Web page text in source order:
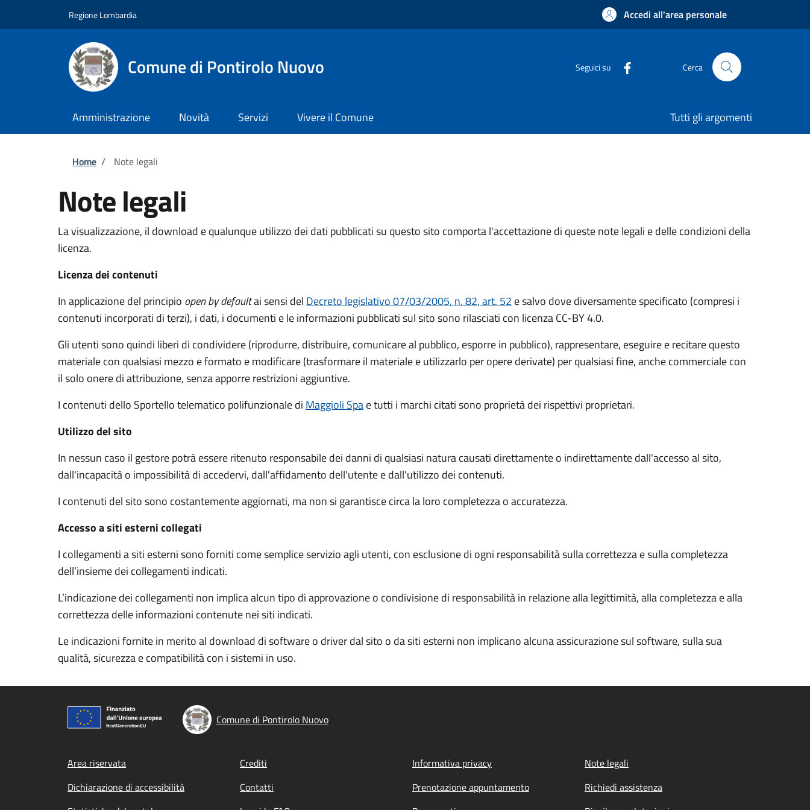
Regione Lombardia Accedi all'area personale
Comune di Pontirolo Nuovo Seguici su Cerca
Amministrazione Novità Servizi Vivere il Comune Tutti gli argomenti
Briciole di pane
Home / Note legali
Note legali
La visualizzazione, il download e qualunque utilizzo dei dati pubblicati su questo sito comporta l'accettazione di queste note legali e delle condizioni della
licenza.
Licenza dei contenuti
In applicazione del principio open by defaultai sensi del Decreto legislativo 07/03/2005, n. 82, art. 52 e salvo dove diversamente specificato (compresi i
contenuti incorporati di terzi), i dati, i documenti e le informazioni pubblicati sul sito sono rilasciati con licenza CC-BY 4.0.
Gli utenti sono quindi liberi di condividere (riprodurre, distribuire, comunicare al pubblico, esporre in pubblico), rappresentare, eseguire e recitare questo
materiale con qualsiasi mezzo e formato e modificare (trasformare il materiale e utilizzarlo per opere derivate) per qualsiasi fine, anche commerciale con
il solo onere di attribuzione, senza apporre restrizioni aggiuntive.
I contenuti dello Sportello telematico polifunzionaledi Maggioli Spae tutti i marchi citati sono proprietà dei rispettivi proprietari.
Utilizzo del sito
In nessun caso il gestore potrà essere ritenuto responsabile dei danni di qualsiasi natura causati direttamente o indirettamente dall'accesso al sito,
dall'incapacità o impossibilità di accedervi, dall'affidamento dell'utente e dall'utilizzo dei contenuti.
I contenuti del sito sono costantemente aggiornati, ma non si garantisce circa la loro completezza o accuratezza.
Accesso a siti esterni collegati
I collegamenti a siti esterni sono forniti come semplice servizio agli utenti, con esclusione di ogni responsabilità sulla correttezza e sulla completezza
dell’insieme dei collegamenti indicati.
L’indicazione dei collegamenti non implica alcun tipo di approvazione o condivisione di responsabilità in relazione alla legittimità, alla completezza e alla
correttezza delle informazioni contenute nei siti indicati.
Le indicazioni fornite in merito al download di software o driver dal sito o da siti esterni non implicano alcuna assicurazione sul software, sulla sua
qualità, sicurezza e compatibilità con i sistemi in uso.
Comune di Pontirolo Nuovo
Footer menu
Area riservata Crediti Informativa privacy
Note legali
Dichiarazione di accessibilità
Contatti Prenotazione appuntamento
Richiedi assistenza